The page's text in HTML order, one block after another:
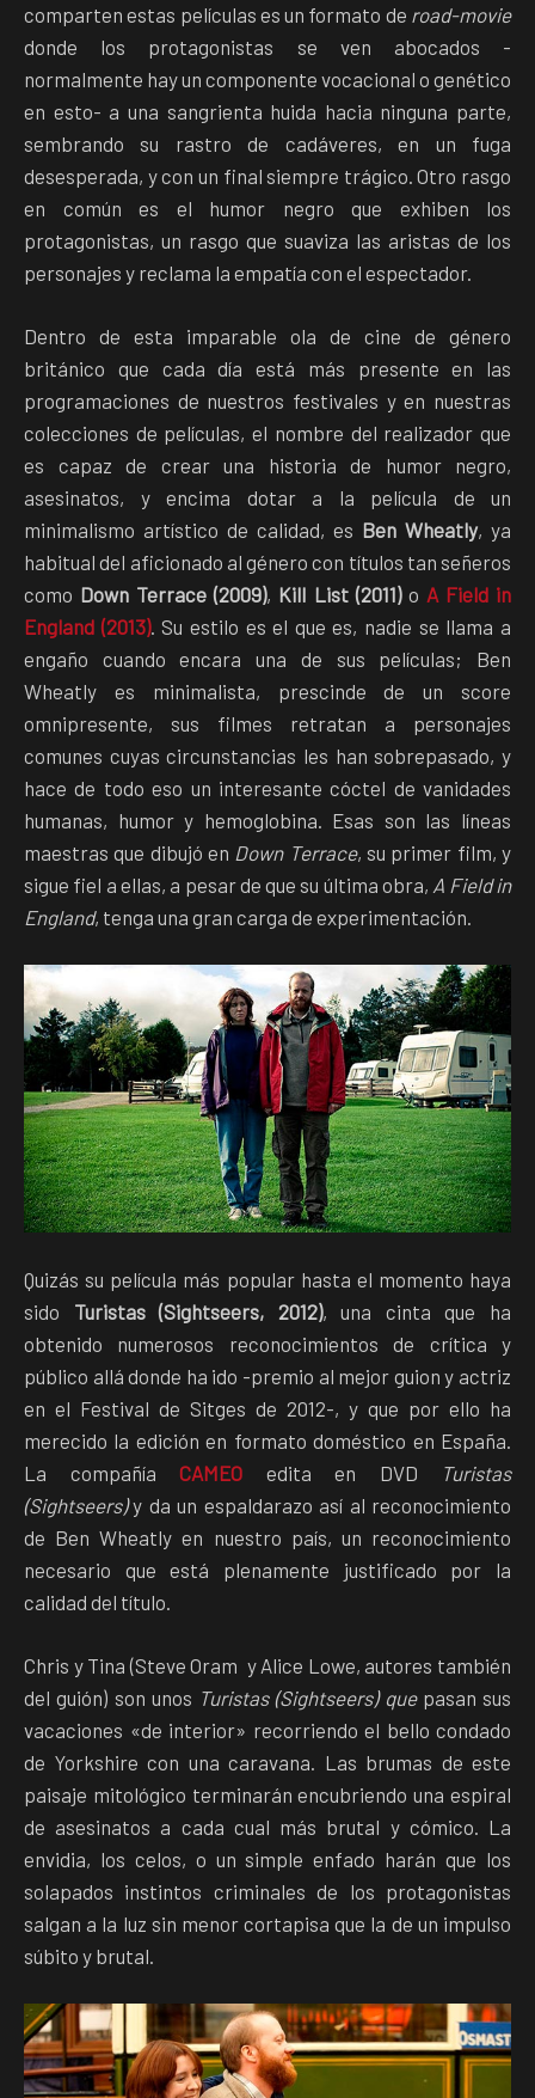
comparten estas películas es un formato de road-movie
donde los protagonistas se ven abocados -
normalmente hay un componente vocacional o genético
en esto- a una sangrienta huida hacia ninguna parte,
sembrando su rastro de cadáveres, en un fuga
desesperada, y con un final siempre trágico. Otro rasgo
en común es el humor negro que exhiben los
protagonistas, un rasgo que suaviza las aristas de los
personajes y reclama la empatía con el espectador.
Dentro de esta imparable ola de cine de género
británico que cada día está más presente en las
programaciones de nuestros festivales y en nuestras
colecciones de películas, el nombre del realizador que
es capaz de crear una historia de humor negro,
asesinatos, y encima dotar a la película de un
minimalismo artístico de calidad, es Ben Wheatly, ya
habitual del aficionado al género con títulos tan señeros
como Down Terrace (2009), Kill List (2011)o A Field in
England (2013). Su estilo es el que es, nadie se llama a
engaño cuando encara una de sus películas; Ben
Wheatly es minimalista, prescinde de un score
omnipresente, sus filmes retratan a personajes
comunes cuyas circunstancias les han sobrepasado, y
hace de todo eso un interesante cóctel de vanidades
humanas, humor y hemoglobina. Esas son las líneas
maestras que dibujó en Down Terrace, su primer film, y
sigue fiel a ellas, a pesar de que su última obra, A Field in
England, tenga una gran carga de experimentación.
Quizás su película más popular hasta el momento haya
sido Turistas (Sightseers, 2012), una cinta que ha
obtenido numerosos reconocimientos de crítica y
público allá donde ha ido -premio al mejor guion y actriz
en el Festival de Sitges de 2012-, y que por ello ha
merecido la edición en formato doméstico en España.
La compañía CAMEO edita en DVD
Turistas
(Sightseers)y da un espaldarazo así al reconocimiento
de Ben Wheatly en nuestro país, un reconocimiento
necesario que está plenamente justificado por la
calidad del título.
Chris y Tina (Steve Oram y Alice Lowe, autores también
del guión) son unos Turistas (Sightseers) quepasan sus
vacaciones «de interior» recorriendo el bello condado
de Yorkshire con una caravana. Las brumas de este
paisaje mitológico terminarán encubriendo una espiral
de asesinatos a cada cual más brutal y cómico. La
envidia, los celos, o un simple enfado harán que los
solapados instintos criminales de los protagonistas
salgan a la luz sin menor cortapisa que la de un impulso
súbito y brutal.